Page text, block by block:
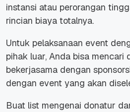
instansi atau perorangan
rincian biaya totalnya.
Untuk pelaksanaan event
pihak luar, Anda bisa mencari
bekerjasama dengan
dengan event yang akan
Buat list mengenai donatur